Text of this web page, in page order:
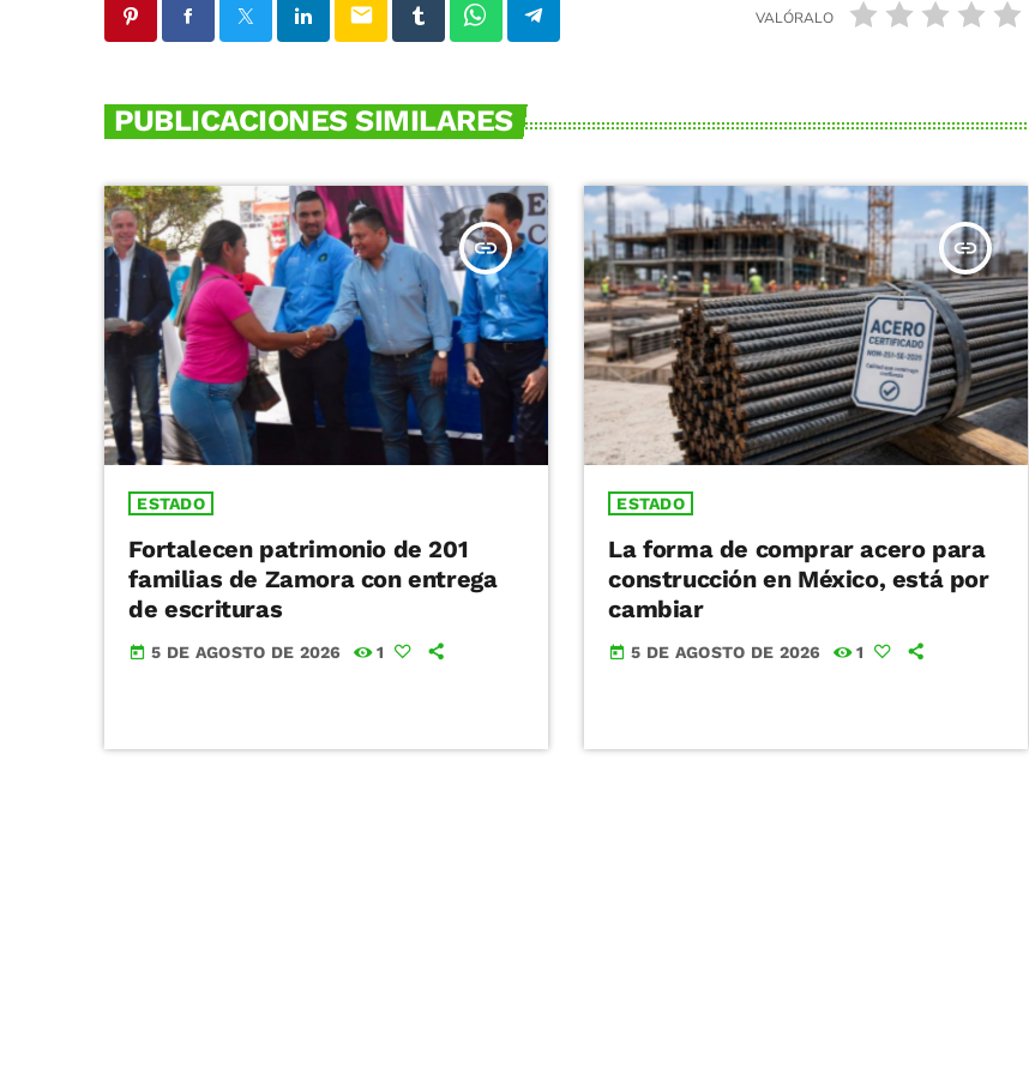
email VALÓRALO
PUBLICACIONES SIMILARES
insert_link
ESTADO
Fortalecen patrimonio de 201
familias de Zamora con entrega
de escrituras
today 5 DE AGOSTO DE 2026 1
insert_link
ESTADO
La forma de comprar acero para
construcción en México, está por
cambiar
today 5 DE AGOSTO DE 2026 1